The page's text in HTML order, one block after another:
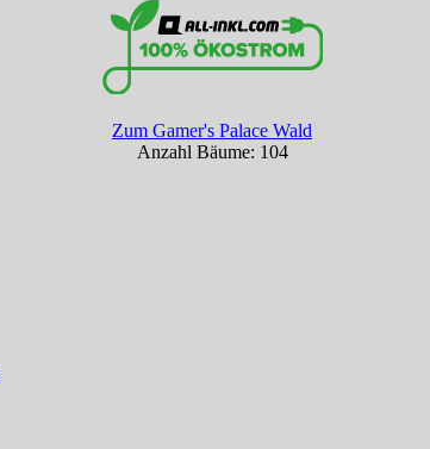
Zum Gamer's Palace Wald
Anzahl Bäume: 104